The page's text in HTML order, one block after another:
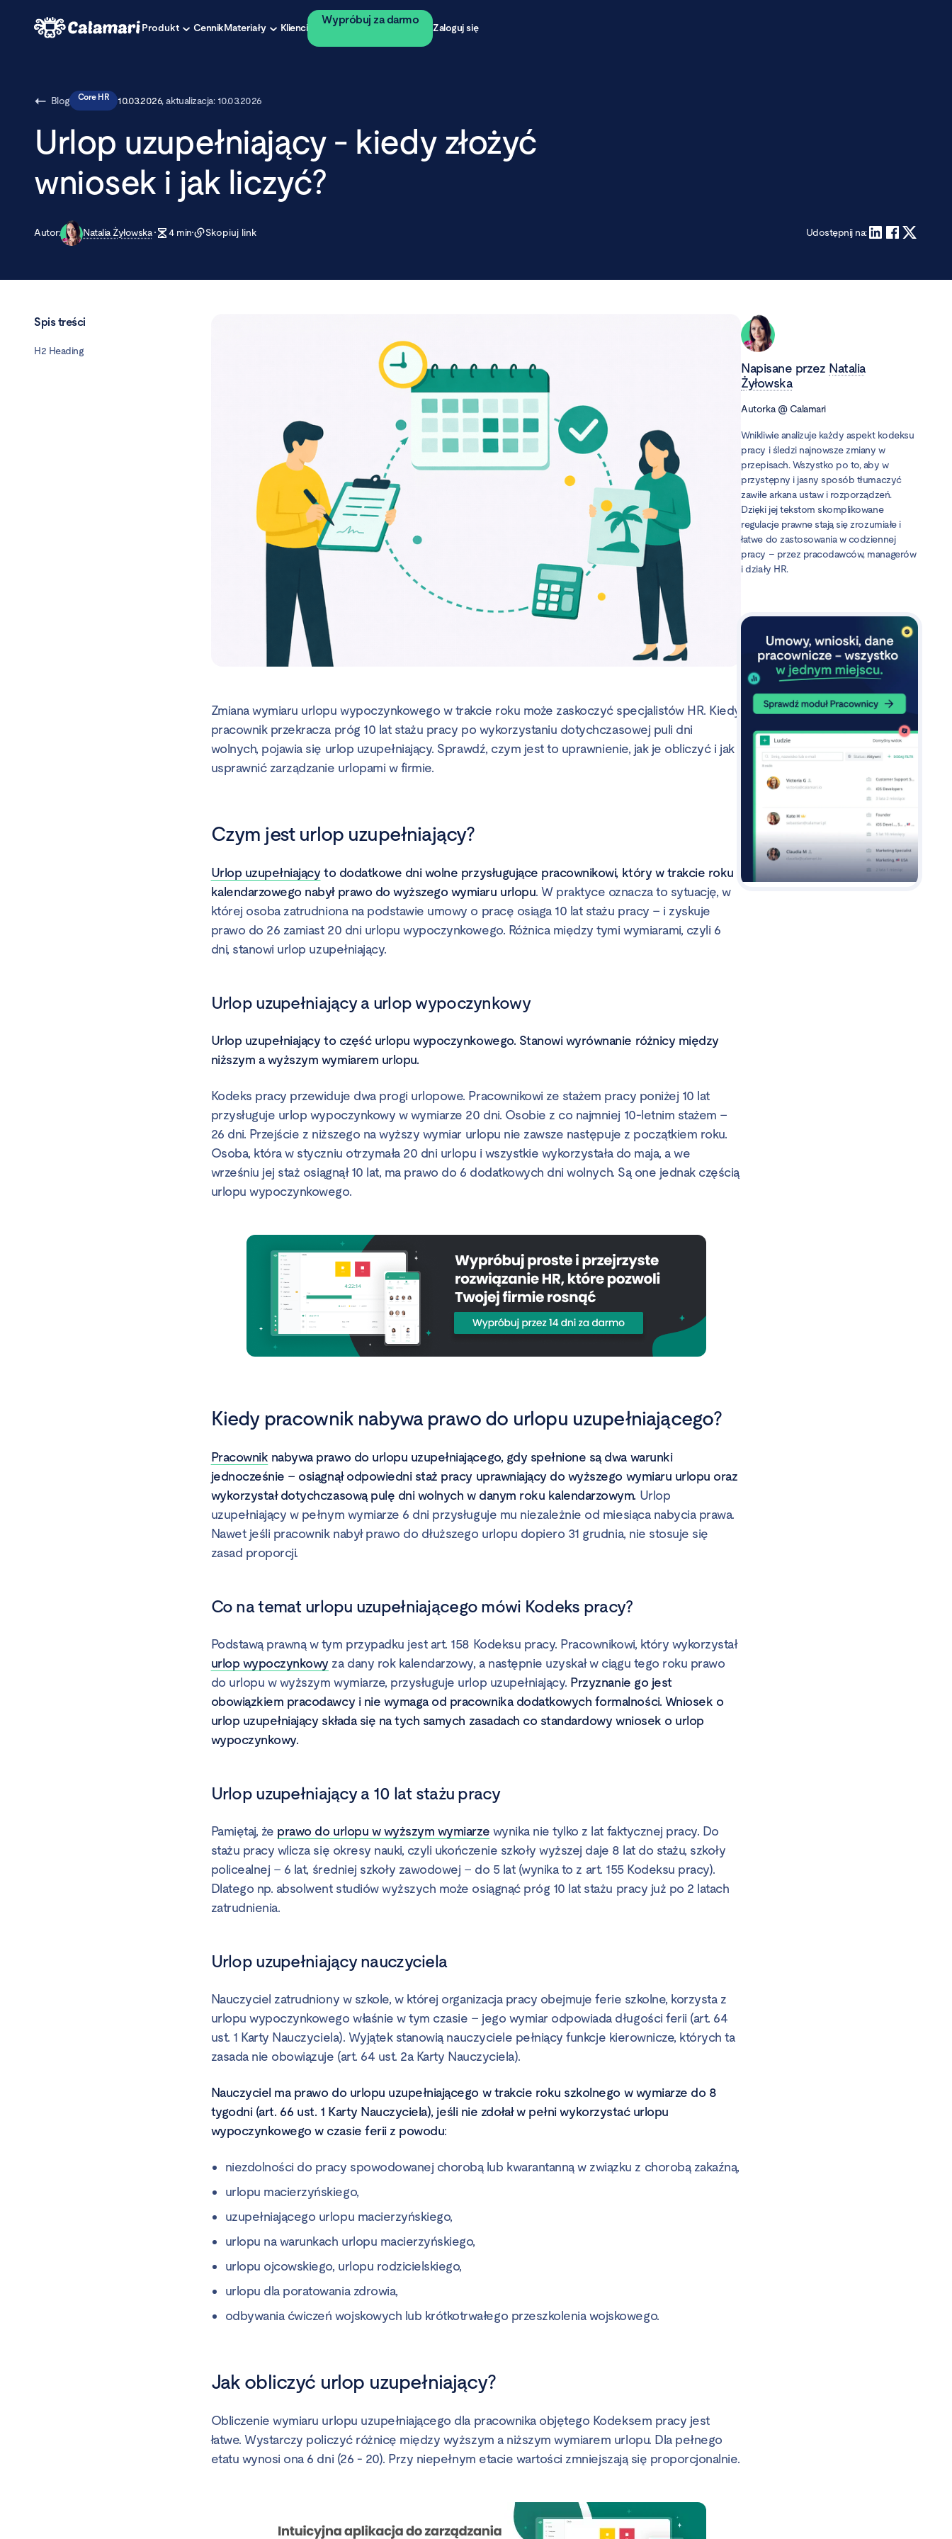
Produkt CennikMateriały Klienci
Wypróbuj za darmo
Zaloguj się
Blog Core HR 10.03.2026, aktualizacja: 10.03.2026
Urlop uzupełniający - kiedy złożyć
wniosek i jak liczyć?
Autor: Natalia Żyłowska 4min Skopiuj link Udostępnij na:
Spis treści
H2 Heading
Zmiana wymiaru urlopu wypoczynkowego w trakcie roku może zaskoczyć specjalistów HR. Kiedy
pracownik przekracza próg 10 lat stażu pracy po wykorzystaniu dotychczasowej puli dni
wolnych, pojawia się urlop uzupełniający. Sprawdź, czym jest to uprawnienie, jak je obliczyć i jak
usprawnić zarządzanie urlopami w firmie.
Czym jest urlop uzupełniający?
Urlop uzupełniającyto dodatkowe dni wolne przysługujące pracownikowi, który w trakcie roku
kalendarzowego nabył prawo do wyższego wymiaru urlopu. W praktyce oznacza to sytuację, w
której osoba zatrudniona na podstawie umowy o pracę osiąga 10 lat stażu pracy – i zyskuje
prawo do 26 zamiast 20 dni urlopu wypoczynkowego. Różnica między tymi wymiarami, czyli 6
dni, stanowi urlop uzupełniający.
Urlop uzupełniający a urlop wypoczynkowy
Urlop uzupełniający to część urlopu wypoczynkowego. Stanowi wyrównanie różnicy między
niższym a wyższym wymiarem urlopu.
Kodeks pracy przewiduje dwa progi urlopowe. Pracownikowi ze stażem pracy poniżej 10 lat
przysługuje urlop wypoczynkowy w wymiarze 20 dni. Osobie z co najmniej 10-letnim stażem –
26 dni. Przejście z niższego na wyższy wymiar urlopu nie zawsze następuje z początkiem roku.
Osoba, która w styczniu otrzymała 20 dni urlopu i wszystkie wykorzystała do maja, a we
wrześniu jej staż osiągnął 10 lat, ma prawo do 6 dodatkowych dni wolnych. Są one jednak częścią
urlopu wypoczynkowego.
Kiedy pracownik nabywa prawo do urlopu uzupełniającego?
Pracownik nabywa prawo do urlopu uzupełniającego, gdy spełnione są dwa warunki
jednocześnie – osiągnął odpowiedni staż pracy uprawniający do wyższego wymiaru urlopu oraz
wykorzystał dotychczasową pulę dni wolnych w danym roku kalendarzowym. Urlop
uzupełniający w pełnym wymiarze 6 dni przysługuje mu niezależnie od miesiąca nabycia prawa.
Nawet jeśli pracownik nabył prawo do dłuższego urlopu dopiero 31 grudnia, nie stosuje się
zasad proporcji.
Co na temat urlopu uzupełniającego mówi Kodeks pracy?
Podstawą prawną w tym przypadku jest art. 158 Kodeksu pracy. Pracownikowi, który wykorzystał
urlop wypoczynkowyza dany rok kalendarzowy, a następnie uzyskał w ciągu tego roku prawo
do urlopu w wyższym wymiarze, przysługuje urlop uzupełniający. Przyznanie go jest
obowiązkiem pracodawcy i nie wymaga od pracownika dodatkowych formalności. Wniosek o
urlop uzupełniający składa się na tych samych zasadach co standardowy wniosek o urlop
wypoczynkowy.
Urlop uzupełniający a 10 lat stażu pracy
Pamiętaj, że prawo do urlopu w wyższym wymiarze wynika nie tylko z lat faktycznej pracy. Do
stażu pracy wlicza się okresy nauki, czyli ukończenie szkoły wyższej daje 8 lat do stażu, szkoły
policealnej – 6 lat, średniej szkoły zawodowej – do 5 lat (wynika to z art. 155 Kodeksu pracy).
Dlatego np. absolwent studiów wyższych może osiągnąć próg 10 lat stażu pracy już po 2 latach
zatrudnienia.
Urlop uzupełniający nauczyciela
Nauczyciel zatrudniony w szkole, w której organizacja pracy obejmuje ferie szkolne, korzysta z
urlopu wypoczynkowego właśnie w tym czasie – jego wymiar odpowiada długości ferii (art. 64
ust. 1 Karty Nauczyciela). Wyjątek stanowią nauczyciele pełniący funkcje kierownicze, których ta
zasada nie obowiązuje (art. 64 ust. 2a Karty Nauczyciela).
Nauczyciel ma prawo do urlopu uzupełniającego w trakcie roku szkolnego w wymiarze do 8
tygodni (art. 66 ust. 1 Karty Nauczyciela), jeśli nie zdołał w pełni wykorzystać urlopu
wypoczynkowego w czasie ferii z powodu:
niezdolności do pracy spowodowanej chorobą lub kwarantanną w związku z chorobą zakaźną,
urlopu macierzyńskiego,
uzupełniającego urlopu macierzyńskiego,
urlopu na warunkach urlopu macierzyńskiego,
urlopu ojcowskiego, urlopu rodzicielskiego,
urlopu dla poratowania zdrowia,
odbywania ćwiczeń wojskowych lub krótkotrwałego przeszkolenia wojskowego.
Jak obliczyć urlop uzupełniający?
Obliczenie wymiaru urlopu uzupełniającego dla pracownika objętego Kodeksem pracy jest
łatwe. Wystarczy policzyć różnicę między wyższym a niższym wymiarem urlopu. Dla pełnego
etatu wynosi ona 6 dni (26 - 20). Przy niepełnym etacie wartości zmniejszają się proporcjonalnie.
Napisane przez Natalia
Żyłowska
Autorka@ Calamari
Wnikliwie analizuje każdy aspekt kodeksu
pracy i śledzi najnowsze zmiany w
przepisach. Wszystko po to, aby w
przystępny i jasny sposób tłumaczyć
zawiłe arkana ustaw i rozporządzeń.
Dzięki jej tekstom skomplikowane
regulacje prawne stają się zrozumiałe i
łatwe do zastosowania w codziennej
pracy – przez pracodawców, managerów
i działy HR.